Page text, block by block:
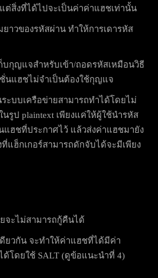
ต่สิ่งที่ได้ไปจะเป็นค่าค่าแฮชเท่านั้น
ยาวของรหัสผ่าน ทำให้การเดารหัส
ก็บกุญแจสำหรับเข้า/ถอดรหัสเหมือนวิธี
ชั่นแฮชไม่จำเป็นต้องใช้กุญแจ
ะบบเครือข่ายสามารถทำได้โดยไม่
นรูป plaintext เพียงแค่ให้ผู้ใช้นำรหัส
ฮชที่ประกาศไว้ แล้วส่งค่าแฮชมายัง
แฮ็กเกอร์สามารถดักจับได้จะมีเพียง
จะไม่สามารถกู้คืนได้
ยวกัน จะทำให้ค่าแฮชที่ได้มีค่า
ด้โดยใช้ SALT (ดูข้อแนะนำที่ 4)